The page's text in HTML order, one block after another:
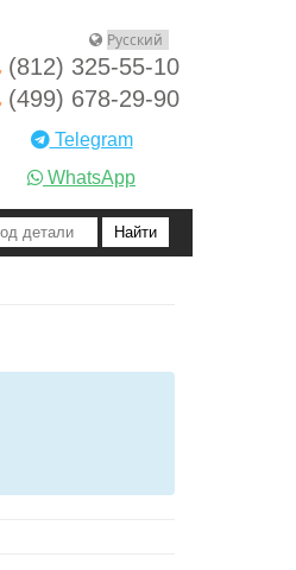
(812) 325-55-10
(499) 678-29-90
Telegram
WhatsApp